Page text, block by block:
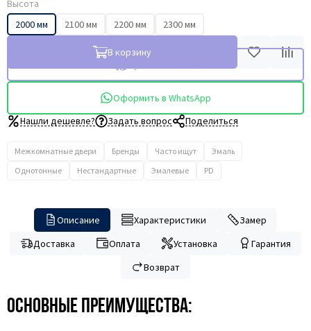
Высота
2000 мм
2100 мм 2200 мм 2300 мм
В корзину
Оформить в WhatsApp
Нашли дешевле?
Задать вопрос Поделиться
Межкомнатные двери Бренды Часто ищут
Эмаль
Однотонные
Нестандартные Эмалевые PD
Описание Характеристики
Замер
Доставка
Оплата Установка
Гарантия
Возврат
Основные преимущества: